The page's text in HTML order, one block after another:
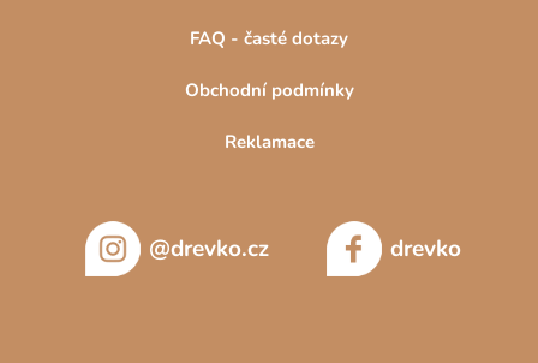
FAQ - časté dotazy
Obchodní podmínky
Reklamace
@drevko.cz drevko